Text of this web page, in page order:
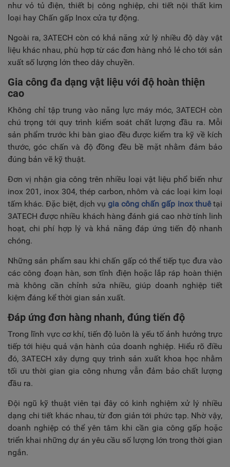
như vỏ tủ điện, thiết bị công nghiệp, chi tiết nội thất kim
loại hay Chấn gấp Inox cửa tự động.
Ngoài ra, 3ATECH còn có khả năng xử lý nhiều độ dày vật
liệu khác nhau, phù hợp từ các đơn hàng nhỏ lẻ cho tới sản
xuất số lượng lớn theo dây chuyền.
Gia công đa dạng vật liệu với độ hoàn thiện
cao
Không chỉ tập trung vào năng lực máy móc, 3ATECH còn
chú trọng tới quy trình kiểm soát chất lượng đầu ra. Mỗi
sản phẩm trước khi bàn giao đều được kiểm tra kỹ về kích
thước, góc chấn và độ đồng đều bề mặt nhằm đảm bảo
đúng bản vẽ kỹ thuật.
Đơn vị nhận gia công trên nhiều loại vật liệu phổ biến như
inox 201, inox 304, thép carbon, nhôm và các loại kim loại
tấm khác. Đặc biệt, dịch vụ gia công chấn gấp inox thuêtại
3ATECH được nhiều khách hàng đánh giá cao nhờ tính linh
hoạt, chi phí hợp lý và khả năng đáp ứng tiến độ nhanh
chóng.
Những sản phẩm sau khi chấn gấp có thể tiếp tục đưa vào
các công đoạn hàn, sơn tĩnh điện hoặc lắp ráp hoàn thiện
mà không cần chỉnh sửa nhiều, giúp doanh nghiệp tiết
kiệm đáng kể thời gian sản xuất.
Đáp ứng đơn hàng nhanh, đúng tiến độ
Trong lĩnh vực cơ khí, tiến độ luôn là yếu tố ảnh hưởng trực
tiếp tới hiệu quả vận hành của doanh nghiệp. Hiểu rõ điều
đó, 3ATECH xây dựng quy trình sản xuất khoa học nhằm
tối ưu thời gian gia công nhưng vẫn đảm bảo chất lượng
đầu ra.
Đội ngũ kỹ thuật viên tại đây có kinh nghiệm xử lý nhiều
dạng chi tiết khác nhau, từ đơn giản tới phức tạp. Nhờ vậy,
doanh nghiệp có thể yên tâm khi cần gia công gấp hoặc
triển khai những dự án yêu cầu số lượng lớn trong thời gian
ngắn.